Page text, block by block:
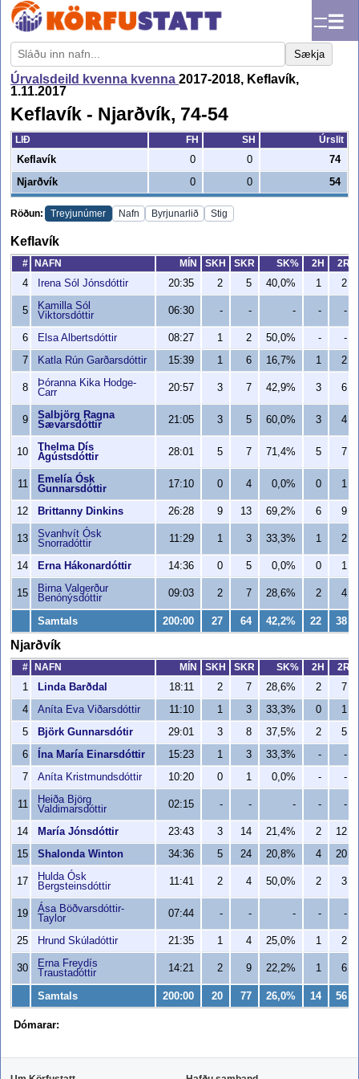
☰
Sækja
Úrvalsdeild kvenna kvenna 2017-2018, Keflavík,
1.11.2017
Keflavík - Njarðvík, 74-54
LIÐ FH SH
Úrslit
Keflavík
0 0
74
Njarðvík
0 0 54
Röðun: Treyjunúmer Nafn Byrjunarlið Stig
Keflavík
# NAFN MÍN SKH SKR SK% 2H
2R
4
Irena Sól Jónsdóttir 20:35 2 5 40,0% 1 2
5
Kamilla Sól
Viktorsdóttir
06:30 - - - - -
6 Elsa Albertsdóttir 08:27 1 2 50,0% -
-
7
Katla Rún Garðarsdóttir 15:39 1 6 16,7% 1 2
8
Þóranna Kika Hodge-
Carr
20:57 3 7 42,9% 3 6
9
Salbjörg Ragna
Sævarsdóttir
21:05 3 5 60,0% 3 4
10
Thelma Dís
Ágústsdóttir
28:01 5 7 71,4% 5 7
11
Emelía Ósk
Gunnarsdóttir
17:10 0 4 0,0% 0 1
12 Brittanny Dinkins 26:28 9 13 69,2% 6 9
13
Svanhvít Ósk
Snorradóttir
11:29 1 3 33,3% 1 2
14 Erna Hákonardóttir 14:36 0 5 0,0% 0 1
15
Birna Valgerður
Benónýsdóttir
09:03 2 7 28,6% 2 4
Samtals 200:00 27 64 42,2% 22 38
Njarðvík
# NAFN MÍN SKH SKR SK% 2H
2R
1
Linda Barðdal 18:11 2 7 28,6% 2
7
4
Aníta Eva Viðarsdóttir 11:10 1 3 33,3% 0
1
5
Björk Gunnarsdótir 29:01 3 8 37,5% 2
5
6
Ína María Einarsdóttir 15:23 1 3 33,3% -
-
7
Aníta Kristmundsdóttir 10:20 0 1 0,0% - -
11
Heiða Björg
Valdimarsdóttir
02:15 - - - - -
14 María Jónsdóttir 23:43 3 14 21,4% 2
12
15
Shalonda Winton 34:36 5 24 20,8% 4 20
17
Hulda Ósk
Bergsteinsdóttir
11:41 2 4 50,0% 2 3
19
Ása Böðvarsdóttir-
Taylor
07:44 - - - - -
25 Hrund Skúladóttir 21:35 1 4 25,0% 1 2
30
Erna Freydís
Traustadóttir
14:21 2 9 22,2% 1 6
Samtals 200:00 20 77 26,0% 14 56
Dómarar: